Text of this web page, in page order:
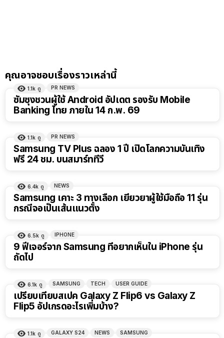
คุณอาจชอบเรื่องราวเหล่านี้
1.1k ดู PR NEWS
ซัมซุงชวนผู้ใช้ Android อัปเดต รองรับ Mobile
Banking ไทย ภายใน 14 ก.พ. 69
1.1k ดู PR NEWS
Samsung TV Plus ฉลอง 1 ปี เปิดโลกความบันเทิง
ฟรี 24 ชม. บนสมาร์ททีวี
6.4k ดู NEWS
Samsung เคาะ 3 ทางเลือก เยียวยาผู้ใช้มือถือ 11 รุ่น
กรณีจอเป็นเส้นแนวตั้ง
6.5k ดู IPHONE
9 ฟีเจอร์จาก Samsung ที่อยากเห็นใน iPhone รุ่น
ถัดไป
6.1k ดู SAMSUNG TECH USER GUIDE
เปรียบเทียบสเปค Galaxy Z Flip6 vs Galaxy Z
Flip5 อัปเกรดอะไรเพิ่มบ้าง?
1.1k ดู GALAXY S24 NEWS SAMSUNG